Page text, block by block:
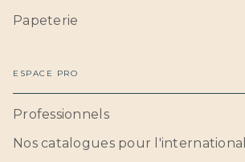
Papeterie
ESPACE PRO
Professionnels
Nos catalogues pour l'international